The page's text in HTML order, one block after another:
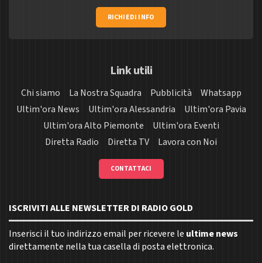
RICHIEDI INFO
Link utili
Chi siamo La Nostra Squadra Pubblicità
Whatsapp
Ultim'ora News
Ultim'ora Alessandria
Ultim'ora Pavia
Ultim'ora Alto Piemonte
Ultim'ora Eventi
Diretta Radio
Diretta TV Lavora con Noi
CONTATTACI
ISCRIVITI ALLE NEWSLETTER DI RADIO GOLD
Inserisci il tuo indirizzo email per ricevere le ultime news
direttamente nella tua casella di posta elettronica.